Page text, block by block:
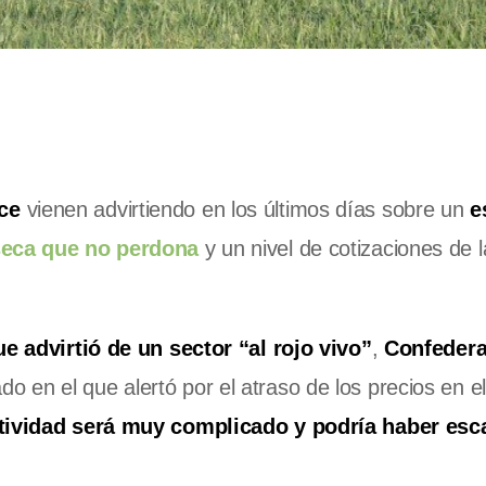
vienen advirtiendo en los últimos días sobre un
que no perdonay un nivel de cotizaciones de
advirtió de un sector “al rojo vivo”,
en el que alertó por el atraso de los precios en
será muy complicado y podría haber